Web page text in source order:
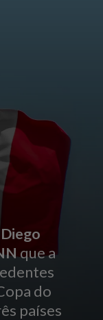
Diego
que a
do
países